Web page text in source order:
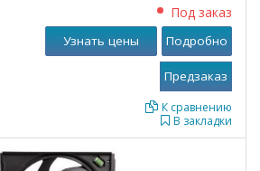
Под заказ
В закладки
К сравнению
Узнать цены Подробно